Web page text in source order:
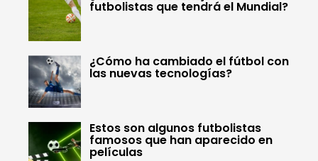
futbolistas que tendrá el Mundial?
¿Cómo ha cambiado el fútbol con
las nuevas tecnologías?
Estos son algunos futbolistas
famosos que han aparecido en
películas